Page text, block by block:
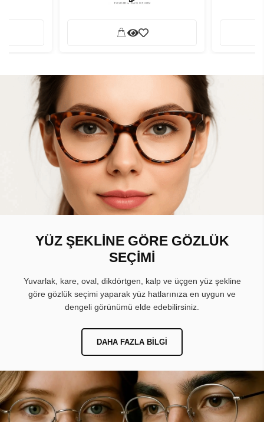
YÜZ ŞEKLİNE GÖRE GÖZLÜK
SEÇİMİ
Yuvarlak, kare, oval, dikdörtgen, kalp ve üçgen yüz şekline
göre gözlük seçimi yaparak yüz hatlarınıza en uygun ve
dengeli görünümü elde edebilirsiniz.
DAHA FAZLA BILGI